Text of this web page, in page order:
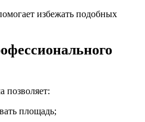
избежать подобных
позволяет:
площадь;